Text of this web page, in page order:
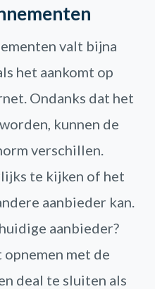
valt bijna
het aankomt op
Ondanks dat het
kunnen de
verschillen.
te kijken of het
aanbieder kan.
aanbieder?
met de
deal te sluiten als